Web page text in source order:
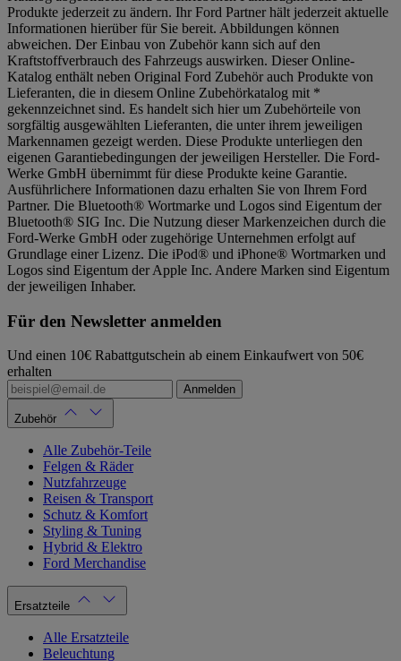
Produkte jederzeit zu ändern. Ihr Ford Partner hält jederzeit aktuelle
Informationen hierüber für Sie bereit. Abbildungen können
abweichen. Der Einbau von Zubehör kann sich auf den
Kraftstoffverbrauch des Fahrzeugs auswirken. Dieser Online-
Katalog enthält neben Original Ford Zubehör auch Produkte von
Lieferanten, die in diesem Online Zubehörkatalog mit *
gekennzeichnet sind. Es handelt sich hier um Zubehörteile von
sorgfältig ausgewählten Lieferanten, die unter ihrem jeweiligen
Markennamen gezeigt werden. Diese Produkte unterliegen den
eigenen Garantiebedingungen der jeweiligen Hersteller. Die Ford-
Werke GmbH übernimmt für diese Produkte keine Garantie.
Ausführlichere Informationen dazu erhalten Sie von Ihrem Ford
Partner. Die Bluetooth® Wortmarke und Logos sind Eigentum der
Bluetooth® SIG Inc. Die Nutzung dieser Markenzeichen durch die
Ford-Werke GmbH oder zugehörige Unternehmen erfolgt auf
Grundlage einer Lizenz. Die iPod® und iPhone® Wortmarken und
Logos sind Eigentum der Apple Inc. Andere Marken sind Eigentum
der jeweiligen Inhaber.
Für den Newsletter anmelden
Und einen 10€ Rabattgutschein ab einem Einkaufwert von 50€
erhalten
Anmelden
Zubehör
Alle Zubehör-Teile
Felgen & Räder
Nutzfahrzeuge
Reisen & Transport
Schutz & Komfort
Styling & Tuning
Hybrid & Elektro
Ford Merchandise
Ersatzteile
Alle Ersatzteile
Beleuchtung